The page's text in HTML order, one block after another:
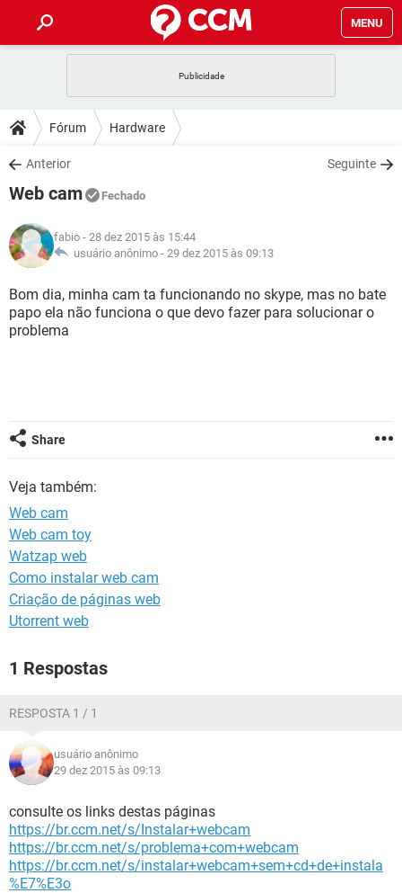
MENU
CELULAR
OUTLOOK
INSTAGRAM
GUIA DE COMPRAS
DICAS
JOGOS
INSTAGRAM
GUIA DE COMPRAS
DOWNLOADS
JOGOS
CELULAR
OUTLOOK EXCEL
INSTAGRAM GMAIL
GUIA DE COMPRAS
JOGOS
CELULAR
OUTLOOK EXCEL
INSTAGRAM
GLOSSÁRIO
JOGOS WHATSAPP
CELULAR FACEBOOK
Fórum Hardware
Anterior Seguinte
Web cam Fechado
fabio - 28 dez 2015 às 15:44
usuário anônimo - 29 dez 2015 às 09:13
Bom dia, minha cam ta funcionando no skype, mas no bate
papo ela não funciona o que devo fazer para solucionar o
problema
Share
Veja também:
Web cam
Web cam toy
Watzap web
Como instalar web cam
Criação de páginas web
Utorrent web
1 Respostas
RESPOSTA 1 / 1
usuário anônimo
29 dez 2015 às 09:13
consulte os links destas páginas
https://br.ccm.net/s/Instalar+webcam
https://br.ccm.net/s/problema+com+webcam
https://br.ccm.net/s/instalar+webcam+sem+cd+de+instala
%E7%E3o